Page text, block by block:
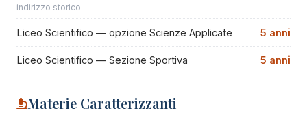
indirizzo storico
Liceo Scientifico — opzione Scienze Applicate 5 anni
Liceo Scientifico — Sezione Sportiva 5 anni
Materie Caratterizzanti